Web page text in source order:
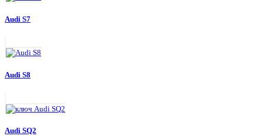
Audi S7
Audi S8
Audi SQ2